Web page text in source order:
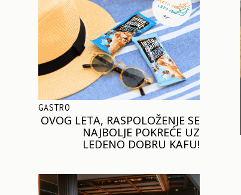
GASTRO
OVOG LETA, RASPOLOŽENJE SE
NAJBOLJE POKREĆE UZ
LEDENO DOBRU KAFU!